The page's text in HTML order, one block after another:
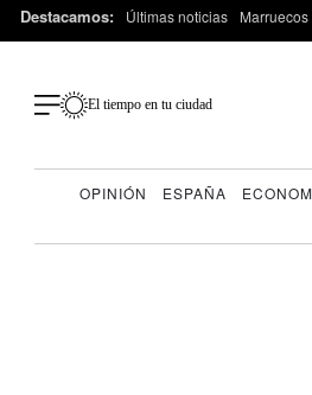
Destacamos: Últimas noticias Marruecos
El tiempo en tu ciudad
OPINIÓN ESPAÑA